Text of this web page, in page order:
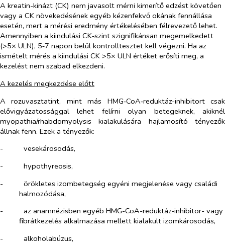
A kreatin-kinázt (CK) nem javasolt mérni kimerítő edzést követően
vagy a CK növekedésének egyéb kézenfekvő okának fennállása
esetén, mert a mérési eredmény értékelésében félrevezető lehet.
Amennyiben a kiindulási CK‑szint szignifikánsan megemelkedett
(>5× ULN), 5‑7 napon belül kontrolltesztet kell végezni. Ha az
ismételt mérés a kiindulási CK >5× ULN értéket erősíti meg, a
kezelést nem szabad elkezdeni.
A kezelés megkezdése előtt
A rozuvasztatint, mint más HMG‑CoA‑reduktáz-inhibitort csak
elővigyázatossággal lehet felírni olyan betegeknek, akiknél
myopathia/rhabdomyolysis kialakulására hajlamosító tényezők
állnak fenn. Ezek a tényezők:
-​
vesekárosodás,
-​
hypothyreosis,
-​
örökletes izombetegség egyéni megjelenése vagy családi
halmozódása,
-​
az anamnézisben egyéb HMG-CoA-reduktáz-inhibitor- vagy
fibrátkezelés alkalmazása mellett kialakult izomkárosodás,
-​
alkoholabúzus,